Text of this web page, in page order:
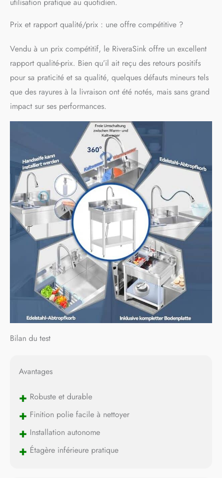
résistant à la corrosion et
extérieur conserve son
une utilisation intensive.
facilitent le nettoyage et
favorisent une meilleure
hygiène.
【INSTALLATION SIMPLE
ET ÉQUIPEMENT
système d'évacuation,
siphon, tuyau flexible et
panier d'égouttage en
inox. Les pieds réglables
assurent une excellente
stabilité sur différents
types de sols, en intérieur
comme en extérieur.
【SERVICE CLIENT À
VOTRE ÉCOUTE】Notre
équipe reste disponible
pour répondre à vos
questions concernant
l'installation, l'utilisation
ou les accessoires. Nous
vous accompagnons avec
des solutions rapides et
adaptées afin de garantir
une expérience
d'utilisation sereine.
utilisation pratique au quotidien.
Prix et rapport qualité/prix : une offre compétitive ?
Vendu à un prix compétitif, le RiveraSink offre un excellent
rapport qualité-prix. Bien qu’il ait reçu des retours positifs
pour sa praticité et sa qualité, quelques défauts mineurs tels
que des rayures à la livraison ont été notés, mais sans grand
impact sur ses performances.
Bilan du test
Avantages
+ Robuste et durable
+ Finition polie facile à nettoyer
+ Installation autonome
+ Étagère inférieure pratique